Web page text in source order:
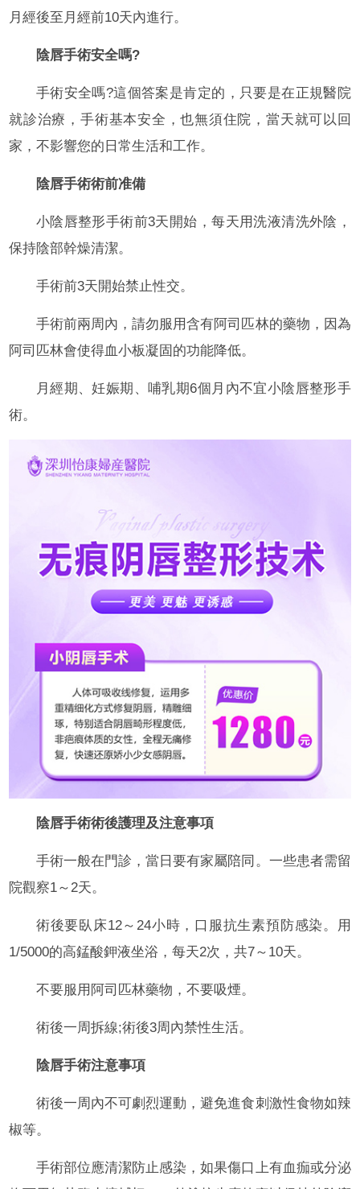
月經後至月經前10天內進行。
陰唇手術安全嗎?
手術安全嗎?這個答案是肯定的，只要是在正規醫院
就診治療，手術基本安全，也無須住院，當天就可以回
家，不影響您的日常生活和工作。
陰唇手術術前准備
小陰唇整形手術前3天開始，每天用洗液清洗外陰，
保持陰部幹燥清潔。
手術前3天開始禁止性交。
手術前兩周內，請勿服用含有阿司匹林的藥物，因為
阿司匹林會使得血小板凝固的功能降低。
月經期、妊娠期、哺乳期6個月內不宜小陰唇整形手
術。
陰唇手術術後護理及注意事項
手術一般在門診，當日要有家屬陪同。一些患者需留
院觀察1～2天。
術後要臥床12～24小時，口服抗生素預防感染。用
1/5000的高錳酸鉀液坐浴，每天2次，共7～10天。
不要服用阿司匹林藥物，不要吸煙。
術後一周拆線;術後3周內禁性生活。
陰唇手術注意事項
術後一周內不可劇烈運動，避免進食刺激性食物如辣
椒等。
手術部位應清潔防止感染，如果傷口上有血痂或分泌